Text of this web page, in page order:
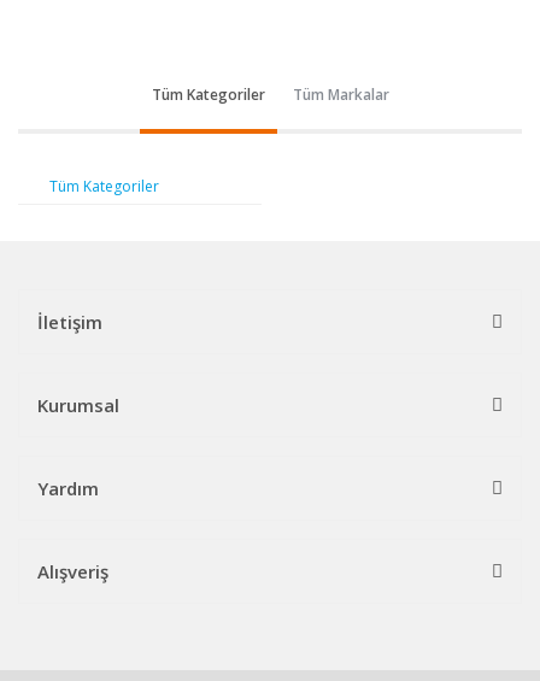
Tüm Kategoriler Tüm Markalar
Tüm Kategoriler
İletişim
Kurumsal
Yardım
Alışveriş